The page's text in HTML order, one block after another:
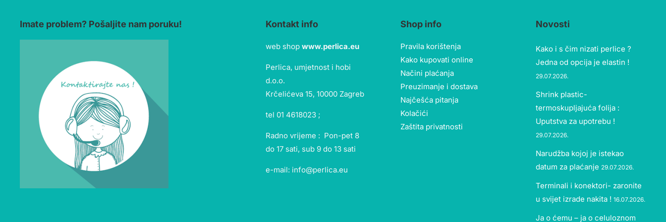
Imate problem? Pošaljite nam poruku! Kontakt info
web shop www.perlica.eu
Perlica, umjetnost i hobi
d.o.o.
Krčelićeva 15, 10000 Zagreb
tel 01 4618023 ;
Radno vrijeme : Pon-pet 8
do 17 sati, sub 9 do 13 sati
e-mail: info@perlica.eu
Shop info
Pravila korištenja
Kako kupovati online
Načini plaćanja
Preuzimanje i dostava
Najčešća pitanja
Kolačići
Zaštita privatnosti
Novosti
Kako i s čim nizati perlice ?
Jedna od opcija je elastin !
29.07.2026.
Shrink plastic-
termoskupljajuća folija :
Uputstva za upotrebu !
29.07.2026.
Narudžba kojoj je istekao
datum za plaćanje 29.07.2026.
Terminali i konektori- zaronite
u svijet izrade nakita ! 16.07.2026.
Ja o ćemu – ja o celuloznom